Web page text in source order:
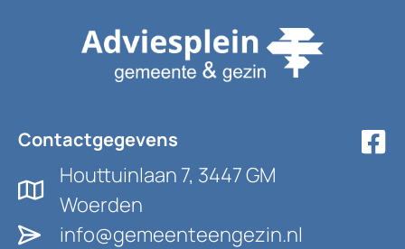
Contactgegevens
Houttuinlaan 7, 3447 GM
Woerden
info@gemeenteengezin.nl